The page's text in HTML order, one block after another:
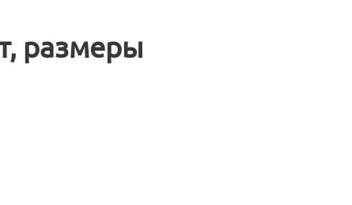
размеры